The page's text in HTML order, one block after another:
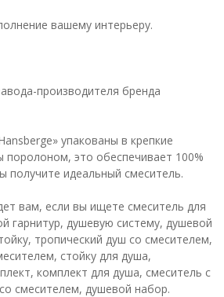
вашему интерьеру.
производителя бренда
упакованы в крепкие
это обеспечивает 100%
получите идеальный смеситель.
вам, если вы ищете смеситель для
гарнитур, душевую систему, душевой
тропический душ со смесителем,
стойку для душа,
комплект для душа, смеситель с
смесителем, душевой набор.